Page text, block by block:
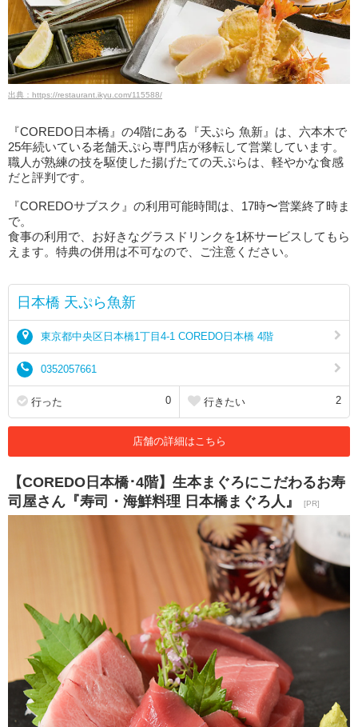
出典：https://restaurant.ikyu.com/115588/
『COREDO日本橋』の4階にある『天ぷら 魚新』は、六本木で
25年続いている老舗天ぷら専門店が移転して営業しています。
職人が熟練の技を駆使した揚げたての天ぷらは、軽やかな食感
だと評判です。
『COREDOサブスク』の利用可能時間は、17時〜営業終了時ま
で。
食事の利用で、お好きなグラスドリンクを1杯サービスしてもら
えます。特典の併用は不可なので、ご注意ください。
日本橋 天ぷら魚新
東京都中央区日本橋1丁目4-1 COREDO日本橋 4階
0352057661
行った 0 行きたい 2
店舗の詳細はこちら
【COREDO日本橋･4階】生本まぐろにこだわるお寿
司屋さん『寿司・海鮮料理 日本橋まぐろ人』
[PR]